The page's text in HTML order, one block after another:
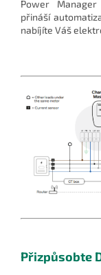
Power
přináší
nabíjíte Váš
Přizpůsobte